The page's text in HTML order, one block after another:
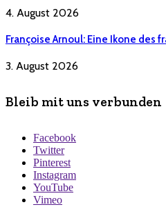
4. August 2026
Françoise Arnoul: Eine Ikone des
3. August 2026
Bleib mit uns verbunden
Facebook
Twitter
Pinterest
Instagram
YouTube
Vimeo